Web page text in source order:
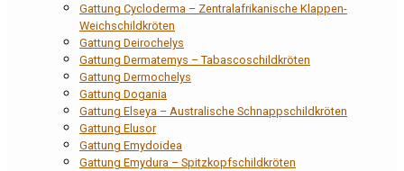
Gattung Cycloderma – Zentralafrikanische Klappen-
Weichschildkröten
Gattung Deirochelys
Gattung Dermatemys – Tabascoschildkröten
Gattung Dermochelys
Gattung Dogania
Gattung Elseya – Australische Schnappschildkröten
Gattung Elusor
Gattung Emydoidea
Gattung Emydura – Spitzkopfschildkröten